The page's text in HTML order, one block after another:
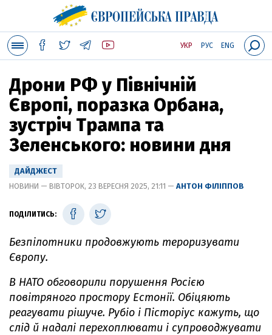
УКР РУС ENG
Дрони РФ у Північній
Європі, поразка Орбана,
зустріч Трампа та
Зеленського: новини дня
ДАЙДЖЕСТ
НОВИНИ — ВІВТОРОК, 23 ВЕРЕСНЯ 2025, 21:11 — АНТОН ФІЛІППОВ
ПОДІЛИТИСЬ:
Безпілотники продовжують тероризувати
Європу.
В НАТО обговорили порушення Росією
повітряного простору Естонії. Обіцяють
реагувати рішуче. Рубіо і Пісторіус кажуть, що
слід й надалі перехоплювати і супроводжувати